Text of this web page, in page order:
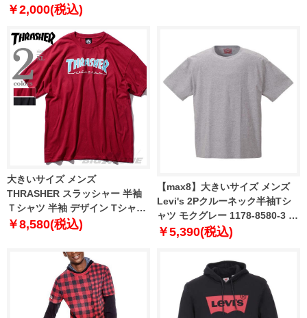
￥2,000(税込)
大きいサイズ メンズ
THRASHER スラッシャー 半袖
Ｔシャツ 半袖 デザイン Tシャツ
USA 直輸入 311172
￥8,580(税込)
【max8】大きいサイズ メンズ
Levi's 2Pクルーネック半袖Tシ
ャツ モクグレー 1178-8580-3 2L
3L 4L 5L 6L 8L
￥5,390(税込)